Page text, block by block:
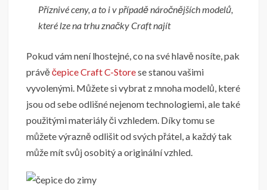
Příznivé ceny, a to i v případě náročnějších modelů,
které lze na trhu značky Craft najít
Pokud vám není lhostejné, co na své hlavě nosíte, pak
právěčepice Craft C-Storese stanou vašimi
vyvolenými. Můžete si vybrat z mnoha modelů, které
jsou od sebe odlišné nejenom technologiemi, ale také
použitými materiály či vzhledem. Díky tomu se
můžete výrazně odlišit od svých přátel, a každý tak
může mít svůj osobitý a originální vzhled.